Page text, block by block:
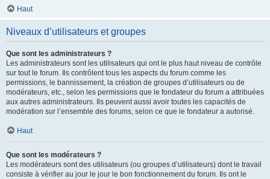
Haut
Niveaux d’utilisateurs et groupes
Que sont les administrateurs ?
Les administrateurs sont les utilisateurs qui ont le plus haut niveau de contrôle
sur tout le forum. Ils contrôlent tous les aspects du forum comme les
permissions, le bannissement, la création de groupes d’utilisateurs ou de
modérateurs, etc., selon les permissions que le fondateur du forum a attribuées
aux autres administrateurs. Ils peuvent aussi avoir toutes les capacités de
modération sur l’ensemble des forums, selon ce que le fondateur a autorisé.
Haut
Que sont les modérateurs ?
Les modérateurs sont des utilisateurs (ou groupes d’utilisateurs) dont le travail
consiste à vérifier au jour le jour le bon fonctionnement du forum. Ils ont le